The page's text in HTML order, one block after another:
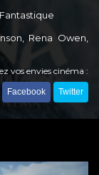
Rena Owen,
vos envies cinéma :
Facebook Twitter